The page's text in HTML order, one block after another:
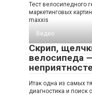
Тест велосипедного
маркетинговых
maxxis
Видео
Скрип,
велосипеда
Итак одна из самых
диагностика и поиск